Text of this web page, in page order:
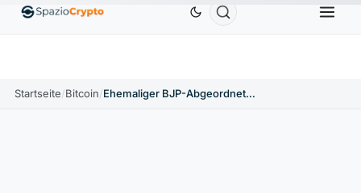
EthereumETH1.880,58 $ Tether USDT0,9991 $ BNBBNB
Startseite/Bitcoin/ Ehemaliger BJP-Abgeordneter und ehemaliger IPS wegen Bitcoin-Betruges verurteilt